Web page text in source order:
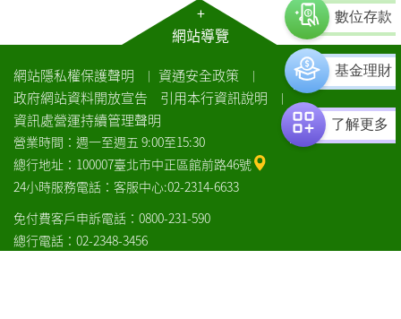
+
網站導覽
網站隱私權保護聲明 ｜ 資通安全政策 ｜
政府網站資料開放宣告 引用本行資訊說明 ｜
資訊處營運持續管理聲明
營業時間：週一至週五 9:00至15:30
總行地址：100007臺北市中正區館前路46號
24小時服務電話：客服中心:02-2314-6633
免付費客戶申訴電話：0800-231-590
總行電話：02-2348-3456
數位存款
基金理財
了解更多